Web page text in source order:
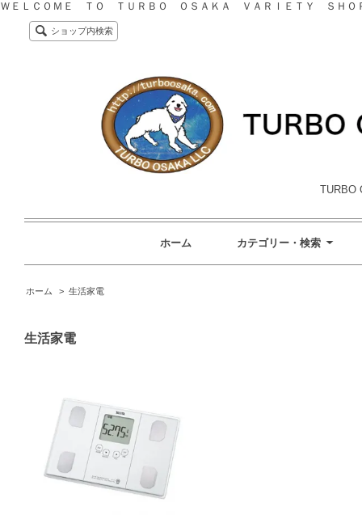
ＷＥＬＣＯＭＥ ＴＯ ＴＵＲＢＯ ＯＳＡＫＡ ＶＡＲＩＥＴＹ ＳＨＯ
ショップ内検索
ホーム カテゴリー・検索
ホーム > 生活家電
生活家電